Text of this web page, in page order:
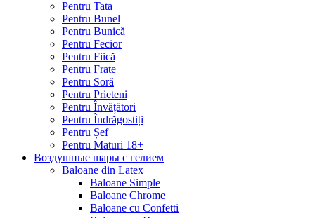
Pentru Tata
Pentru Bunel
Pentru Bunică
Pentru Fecior
Pentru Fiică
Pentru Frate
Pentru Soră
Pentru Prieteni
Pentru Învățători
Pentru Îndrăgostiți
Pentru Șef
Pentru Maturi 18+
Воздушные шары с гелием
Baloane din Latex
Baloane Simple
Baloane Chrome
Baloane cu Confetti